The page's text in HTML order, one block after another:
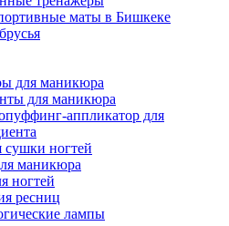
маты в Бишкеке
для маникюра
для маникюра
аппликатор для
сушки ногтей
маникюра
ногтей
ресниц
лампы